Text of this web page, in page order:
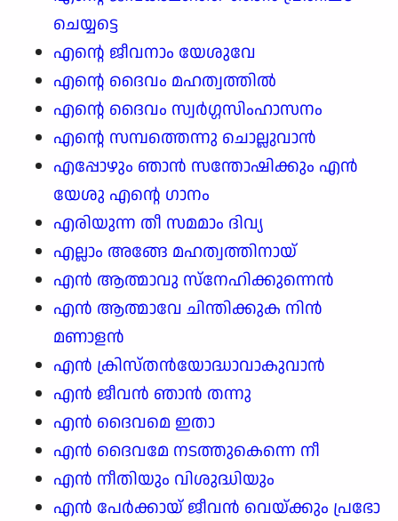
ചെയ്യട്ടെ
എന്റെ ജീവനാം യേശുവേ
എന്റെ ദൈവം മഹത്വത്തിൽ
എന്റെ ദൈവം സ്വർഗ്ഗസിംഹാസനം
എന്റെ സമ്പത്തെന്നു ചൊല്ലുവാൻ
എപ്പോഴും ഞാൻ സന്തോഷിക്കും എൻ
യേശു എന്റെ ഗാനം
എരിയുന്ന തീ സമമാം ദിവ്യ
എല്ലാം അങ്ങേ മഹത്വത്തിനായ്
എൻ ആത്മാവു സ്നേഹിക്കുന്നെൻ
എൻ ആത്മാവേ ചിന്തിക്കുക നിൻ
മണാളൻ
എൻ ക്രിസ്തൻയോദ്ധാവാകുവാൻ
എൻ ജീവൻ ഞാൻ തന്നു
എൻ ദൈവമെ ഇതാ
എൻ ദൈവമേ നടത്തുകെന്നെ നീ
എൻ നീതിയും വിശുദ്ധിയും
എൻ പേർക്കായ് ജീവൻ വെയ്ക്കും പ്രഭോ